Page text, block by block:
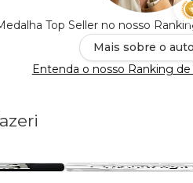
Top Seller no nosso
Mais sobre o
Entenda o nosso Ranking